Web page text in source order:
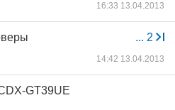
16:33 13.04.2013
... 2
14:42 13.04.2013
GT39UE